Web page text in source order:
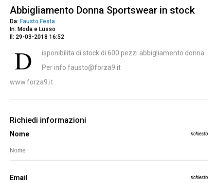
Abbigliamento Donna Sportswear in stock
Da: Fausto Festa
In: Moda e Lusso
Il: 29-03-2018 16:52
D
isponibilita di stock di 600 pezzi abbigliamento donna
Per info fausto@forza9.it
www.forza9.it
Richiedi informazioni
Nome richiesto
Email richiesto